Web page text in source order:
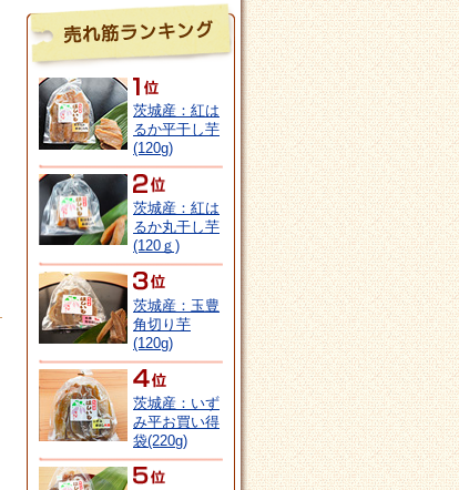
茨城産：紅は
るか平干し芋
(120g)
茨城産：紅は
るか丸干し芋
(120ｇ)
茨城産：玉豊
角切り芋
(120g)
茨城産：いず
み平お買い得
袋(220g)